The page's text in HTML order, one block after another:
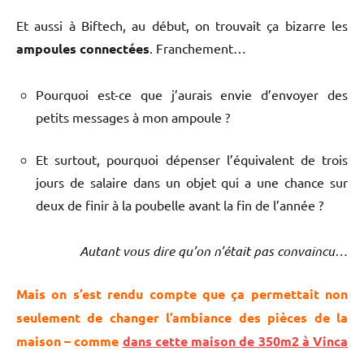
Et aussi à Biftech, au début, on trouvait ça bizarre les
ampoules connectées. Franchement…
Pourquoi est-ce que j’aurais envie d’envoyer des
petits messages à mon ampoule ?
Et surtout, pourquoi dépenser l’équivalent de trois
jours de salaire dans un objet qui a une chance sur
deux de finir à la poubelle avant la fin de l’année ?
Autant vous dire qu’on n’était pas convaincu…
Mais on s’est rendu compte que ça permettait non
seulement de changer l’ambiance des pièces de la
maison – comme dans cette maison de 350m2 à Vinca